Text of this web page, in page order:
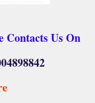
Us On :-